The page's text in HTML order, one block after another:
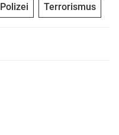
Polizei Terrorismus